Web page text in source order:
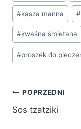
#kasza manna #
#kwaśna śmietana
#proszek do
Nawigacja
wpisu
POPRZEDNI
Sos tzatziki